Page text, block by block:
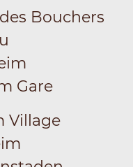
Bouchers
Gare
Village